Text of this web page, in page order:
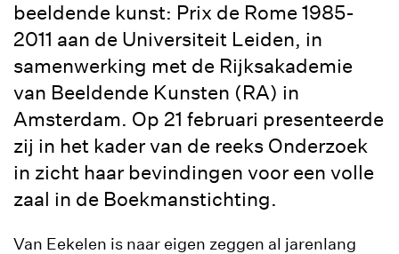
beeldende kunst: Prix de Rome 1985-
2011 aan de Universiteit Leiden, in
samenwerking met de Rijksakademie
van Beeldende Kunsten (RA) in
Amsterdam. Op 21 februari presenteerde
zij in het kader van de reeks Onderzoek
in zicht haar bevindingen voor een volle
zaal in de Boekmanstichting.
Van Eekelen is naar eigen zeggen al jarenlang